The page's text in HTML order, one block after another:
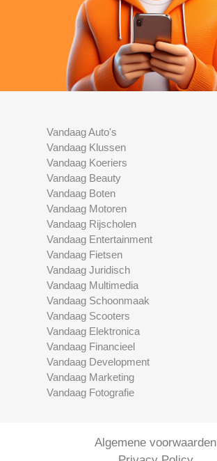
Vandaag Auto's
Vandaag Klussen
Vandaag Koeriers
Vandaag Beauty
Vandaag Boten
Vandaag Motoren
Vandaag Rijscholen
Vandaag Entertainment
Vandaag Fietsen
Vandaag Juridisch
Vandaag Multimedia
Vandaag Schoonmaak
Vandaag Scooters
Vandaag Elektronica
Vandaag Financieel
Vandaag Development
Vandaag Marketing
Vandaag Fotografie
Algemene voorwaarden